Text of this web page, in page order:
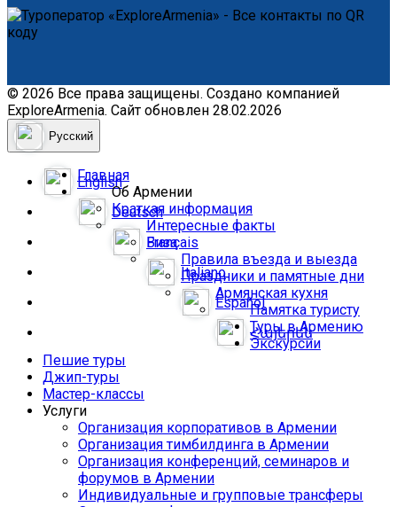
© 2026 Все права защищены. Создано компанией
ExploreArmenia. Сайт обновлен 28.02.2026
Русский
English
Deutsch
Français
Italiano
Español
Հայերեն
Главная
Об Армении
Краткая информация
Интересные факты
Виза
Правила въезда и выезда
Праздники и памятные дни
Армянская кухня
Памятка туристу
Туры в Армению
Экскурсии
Пешие туры
Джип-туры
Мастер-классы
Услуги
Организация корпоративов в Армении
Организация тимбилдинга в Армении
Организация конференций, семинаров и
форумов в Армении
Индивидуальные и групповые трансферы